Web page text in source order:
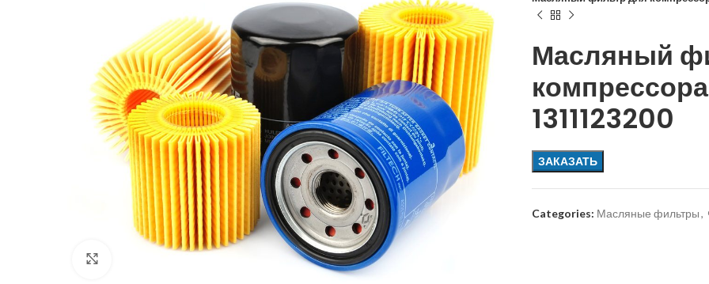
Масляный
1311123200
ЗАКАЗАТЬ
Categories: Масляные фильтры,